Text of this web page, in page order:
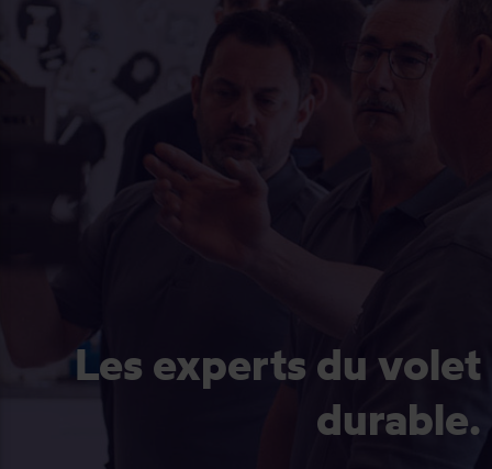
Les experts du volet
durable.